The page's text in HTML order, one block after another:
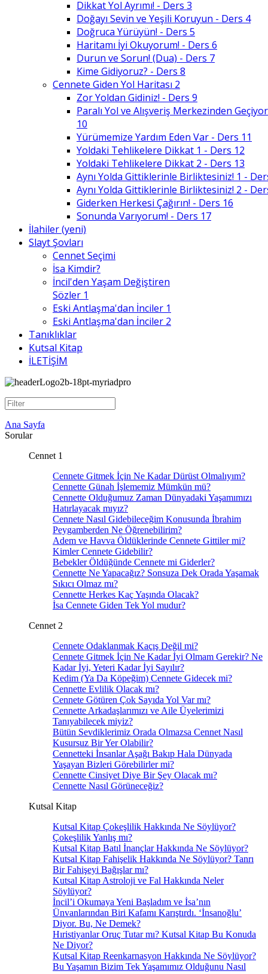
Dikkat Yol Ayrımı! - Ders 3
Doğayı Sevin ve Yeşili Koruyun - Ders 4
Doğruca Yürüyün! - Ders 5
Haritamı İyi Okuyorum! - Ders 6
Durun ve Sorun! (Dua) - Ders 7
Kime Gidiyoruz? - Ders 8
Cennete Giden Yol Haritası 2
Zor Yoldan Gidiniz! - Ders 9
Paralı Yol ve Alışveriş Merkezinden
10
Yürümemize Yardım Eden Var - Ders 11
Yoldaki Tehlikelere Dikkat 1 - Ders 12
Yoldaki Tehlikelere Dikkat 2 - Ders 13
Aynı Yolda Gittiklerinle Birliktesiniz! 1 -
Aynı Yolda Gittiklerinle Birliktesiniz! 2 -
Giderken Herkesi Çağırın! - Ders 16
Sonunda Varıyorum! - Ders 17
İlahiler (yeni)
Slayt Şovları
Cennet Seçimi
İsa Kimdir?
İncil'den Yaşam Değiştiren
Sözler 1
Eski Antlaşma'dan İnciler 1
Eski Antlaşma'dan İnciler 2
Tanıklıklar
Kutsal Kitap
İLETİŞİM
Ana Sayfa
Sorular
Cennet 1
Cennete Gitmek İçin Ne Kadar Dürüst Olmalıyım?
Cennette Günah İşlememiz Mümkün mü?
Cennette Olduğumuz Zaman Dünyadaki Yaşamımızı
Hatırlayacak mıyız?
Cennete Nasıl Gidebileceğim Konusunda İbrahim
Peygamberden Ne Öğrenebilirim?
Adem ve Havva Öldüklerinde Cennete Gittiler mi?
Kimler Cennete Gidebilir?
Bebekler Öldüğünde Cennete mi Giderler?
Cennette Ne Yapacağız? Sonsuza Dek Orada Yaşamak
Sıkıcı Olmaz mı?
Cennette Herkes Kaç Yaşında Olacak?
İsa Cennete Giden Tek Yol mudur?
Cennet 2
Cennete Odaklanmak Kaçış Değil mi?
Cennete Gitmek İçin Ne Kadar İyi Olmam Gerekir? Ne
Kadar İyi, Yeteri Kadar İyi Sayılır?
Kedim (Ya Da Köpeğim) Cennete Gidecek mi?
Cennette Evlilik Olacak mı?
Cennete Götüren Çok Sayıda Yol Var mı?
Cennette Arkadaşlarımızı ve Aile Üyelerimizi
Tanıyabilecek miyiz?
Bütün Sevdiklerimiz Orada Olmazsa Cennet Nasıl
Kusursuz Bir Yer Olabilir?
Cennetteki İnsanlar Aşağı Bakıp Hala Dünyada
Yaşayan Bizleri Görebilirler mi?
Cennette Cinsiyet Diye Bir Şey Olacak mı?
Cennette Nasıl Görüneceğiz?
Kutsal Kitap
Kutsal Kitap Çokeşlilik Hakkında Ne Söylüyor?
Çokeşlilik Yanlış mı?
Kutsal Kitap Batıl İnançlar Hakkında Ne Söylüyor?
Kutsal Kitap Fahişelik Hakkında Ne Söylüyor? Tanrı
Bir Fahişeyi Bağışlar mı?
Kutsal Kitap Astroloji ve Fal Hakkında Neler
Söylüyor?
İncil’i Okumaya Yeni Başladım ve İsa’nın
Ünvanlarından Biri Kafamı Karıştırdı. ‘İnsanoğlu’
Diyor. Bu, Ne Demek?
Hıristiyanlar Oruç Tutar mı? Kutsal Kitap Bu Konuda
Ne Diyor?
Kutsal Kitap Reenkarnasyon Hakkında Ne Söylüyor?
Bu Yaşamın Bizim Tek Yaşamımız Olduğunu Nasıl